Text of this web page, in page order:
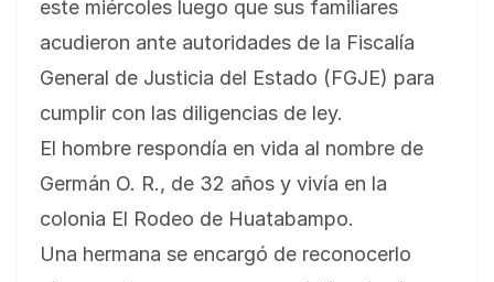
este miércoles luego que sus familiares
acudieron ante autoridades de la Fiscalía
General de Justicia del Estado (FGJE) para
cumplir con las diligencias de ley.
El hombre respondía en vida al nombre de
Germán O. R., de 32 años y vivía en la
colonia El Rodeo de Huatabampo.
Una hermana se encargó de reconocerlo